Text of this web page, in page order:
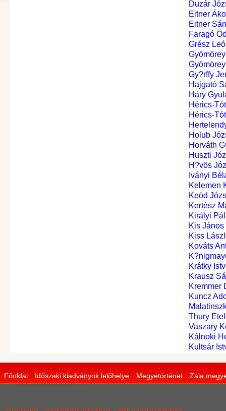
Duzár
Eitner
Eitner
Faragó
Grész
Gy?rffy
Hajgató
Háry
Hérics-
Hérics-
Holub
Horváth
Huszti
H?vös
Iványi
Kelemen
Keöd
Kertész
Királyi
Kis János
Kiss
Kováts
Krátky
Krausz
Kremmer
Kuncz
Thury
Vaszary
Kálnoki
Kultsár
Főoldal Időszaki kiadványok lelőhelye Megyetörténet Zala